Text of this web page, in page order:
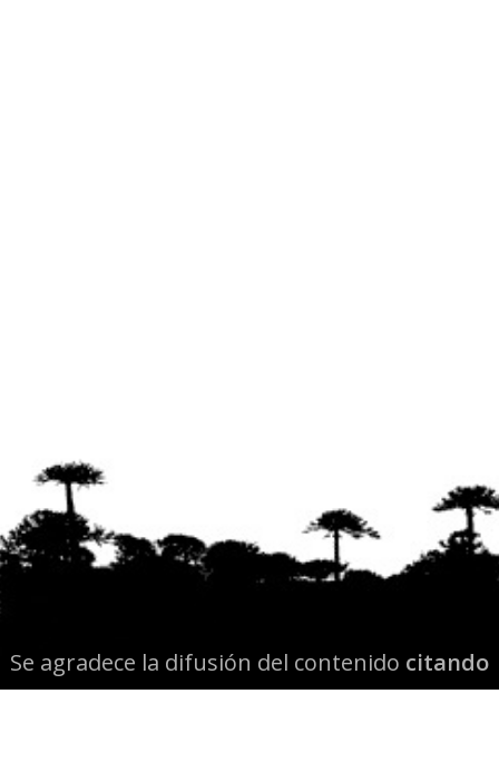
Se agradece la difusión del contenido citando
la fuente www.mapuexpress.org